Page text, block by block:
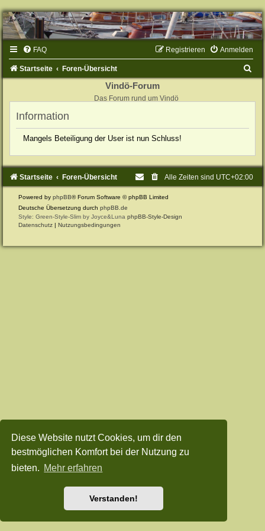
Diese Website nutzt Cookies, um dir den
bestmöglichen Komfort bei der Nutzung zu
bieten. Mehr erfahren
Verstanden!
FAQ Anmelden
Registrieren
Startseite Foren-Übersicht
Vindö-Forum
Das Forum rund um Vindö
Information
Mangels Beteiligung der User ist nun Schluss!
Startseite Foren-Übersicht Alle Zeiten sind UTC+02:00
Powered by phpBB® Forum Software © phpBB Limited
Deutsche Übersetzung durch phpBB.de
Style: Green-Style-Slim by Joyce&Luna phpBB-Style-Design
Datenschutz | Nutzungsbedingungen